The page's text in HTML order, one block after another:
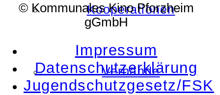
Kooperationen
Verbände
© Kommunales Kino Pforzheim
gGmbH
Impressum
Datenschutzerklärung
Jugendschutzgesetz/FSK